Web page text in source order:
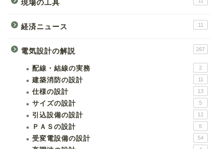
現場の工具
経済ニュース 11
電気設計の解説 267
配線・結線の実務 2
建築消防の設計 11
仕様の設計 13
サイズの設計 5
引込設備の設計 12
ＰＡＳの設計 6
受変電設備の設計 54